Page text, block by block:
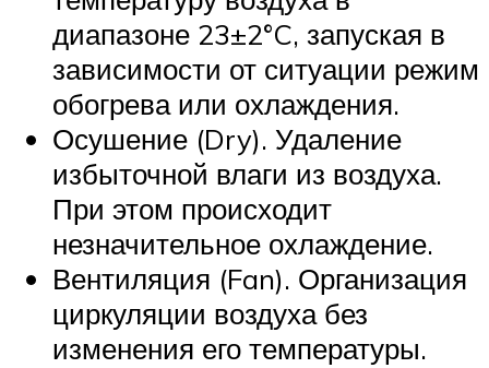
диапазоне 23±2°C, запуская в
зависимости от ситуации режим
обогрева или охлаждения.
Осушение (Dry). Удаление
избыточной влаги из воздуха.
При этом происходит
незначительное охлаждение.
Вентиляция (Fan). Организация
циркуляции воздуха без
изменения его температуры.